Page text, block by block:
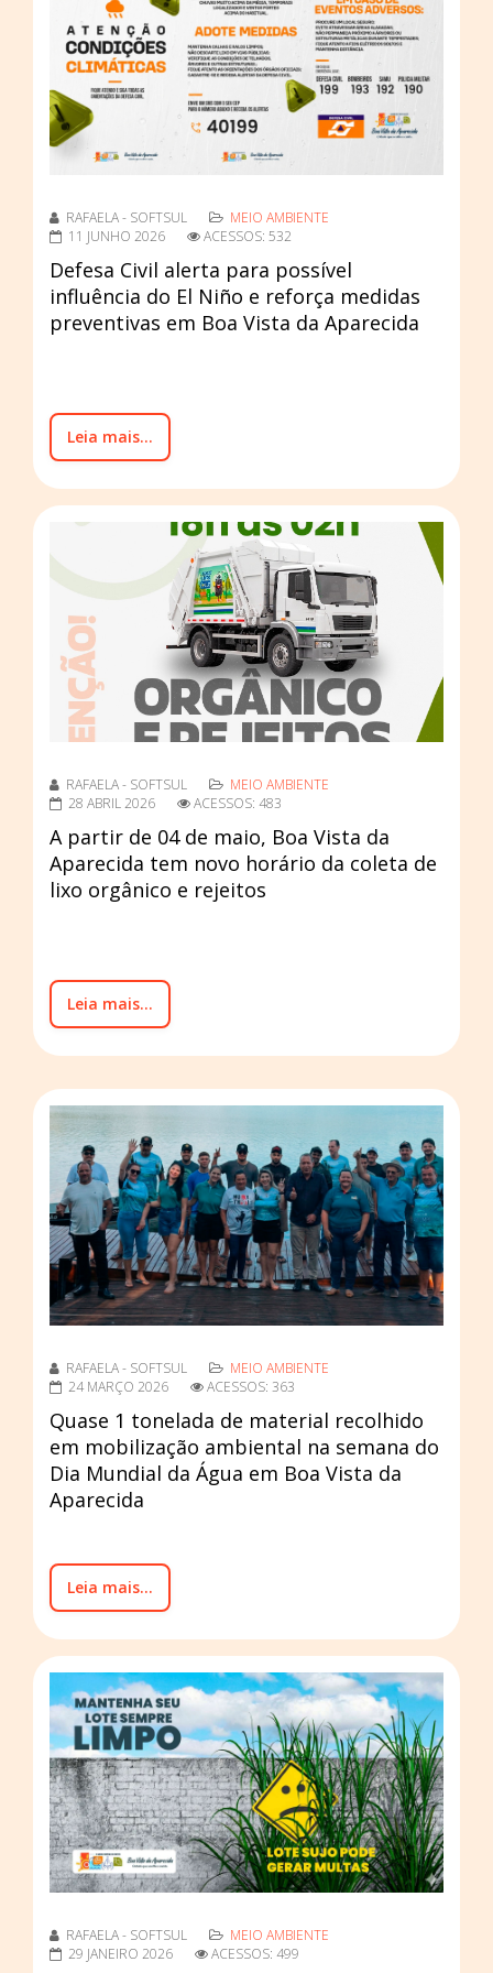
RAFAELA - SOFTSUL
MEIO AMBIENTE
11 JUNHO 2026
ACESSOS: 532
Defesa Civil alerta para possível
influência do El Niño e reforça medidas
preventivas em Boa Vista da Aparecida
Leia mais...
RAFAELA - SOFTSUL
MEIO AMBIENTE
28 ABRIL 2026
ACESSOS: 483
A partir de 04 de maio, Boa Vista da
Aparecida tem novo horário da coleta de
lixo orgânico e rejeitos
Leia mais...
RAFAELA - SOFTSUL
MEIO AMBIENTE
24 MARÇO 2026
ACESSOS: 363
Quase 1 tonelada de material recolhido
em mobilização ambiental na semana do
Dia Mundial da Água em Boa Vista da
Aparecida
Leia mais...
RAFAELA - SOFTSUL
MEIO AMBIENTE
29 JANEIRO 2026
ACESSOS: 499